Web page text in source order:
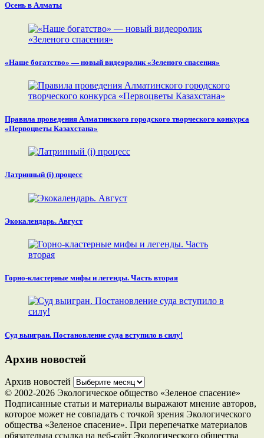
Осень в Алматы
«Наше богатство» — новый видеоролик «Зеленого спасения»
Правила проведения Алматинского городского творческого конкурса
«Первоцветы Казахстана»
Латринный (i) процесс
Экокалендарь. Август
Горно-кластерные мифы и легенды. Часть вторая
Суд выигран. Постановление суда вступило в силу!
Архив новостей
Архив новостей
© 2002-2026 Экологическое общество «Зеленое спасение»
Подписанные статьи и материалы выражают мнение авторов,
которое может не совпадать с точкой зрения Экологического
общества «Зеленое спасение». При перепечатке материалов
обязательна ссылка на веб-сайт Экологического общества